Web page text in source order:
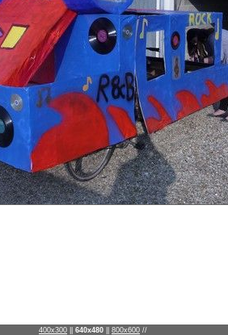
400x300 640x480 800x600 //